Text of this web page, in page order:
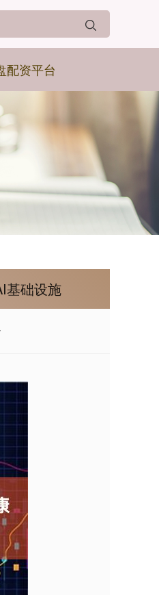
配资平台
基础设施